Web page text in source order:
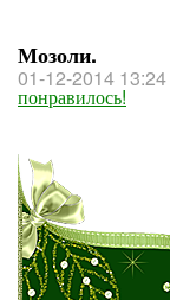
Мозоли.
01-12-2014 13:24
понравилось!